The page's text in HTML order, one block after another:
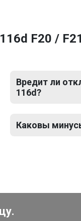
F20 /
Вредит ли
116d?
Каковы